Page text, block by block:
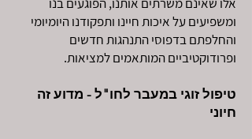
ומשפיעים על איכות חיינו ותפקודנו היומיומי
והחלפתם בדפוסי התנהגות חדשים
ופרודוקטיביים המותאמים למציאות.
טיפול זוגי במעבר לחו"ל - מדוע זה
חיוני